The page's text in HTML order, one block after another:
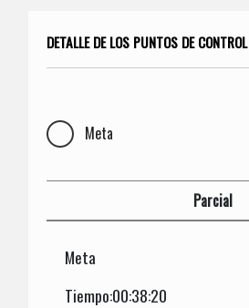
DETALLE DE LOS PUNTOS DE CONTROL
Meta
Parcial
Meta
Tiempo:00:38:20